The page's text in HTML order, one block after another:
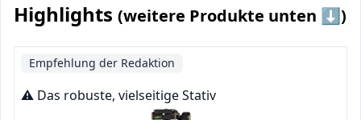
Highlights (weitere Produkte unten ⬇️)
Empfehlung der Redaktion
⚠️ Das robuste, vielseitige Stativ